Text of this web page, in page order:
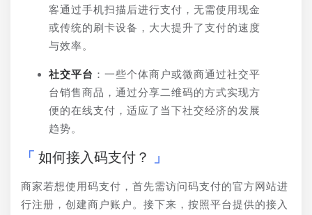
客通过手机扫描后进行支付，无需使用现金
或传统的刷卡设备，大大提升了支付的速度
与效率。
社交平台 ：一些个体商户或微商通过社交平
台销售商品，通过分享二维码的方式实现方
便的在线支付，适应了当下社交经济的发展
趋势。
如何接入码支付？
商家若想使用码支付，首先需访问码支付的官方网站进
行注册，创建商户账户。接下来，按照平台提供的接入